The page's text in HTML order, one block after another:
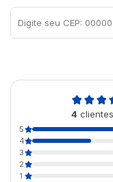
4
5
4
3
2
1